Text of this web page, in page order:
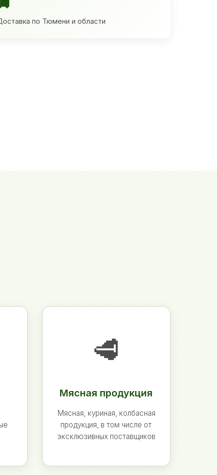
по Тюмени и области
🥩
Мясная продукция
Мясная, куриная, колбасная
продукция, в том числе от
эксклюзивных поставщиков